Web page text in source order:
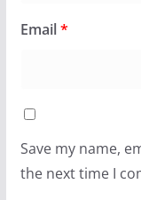
Email*
Save my name,
the next time I